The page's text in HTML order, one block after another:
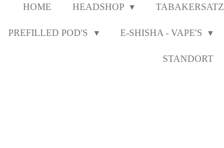
HOME HEADSHOP TABAKERSATZ
PREFILLED POD'S E-SHISHA - VAPE'S
STANDORT